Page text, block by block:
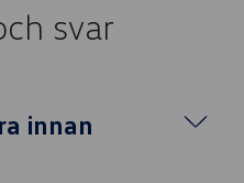
svar
innan